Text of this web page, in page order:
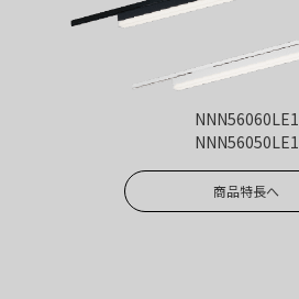
NNN56060LE1
NNN56050LE1
商品特長へ